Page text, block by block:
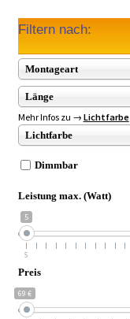
Filtern nach:
Montageart
Länge
Mehr Infos zu → Lichtfarbe
Lichtfarbe
Dimmbar
Leistung max. (Watt)
5
5
Preis
69 €